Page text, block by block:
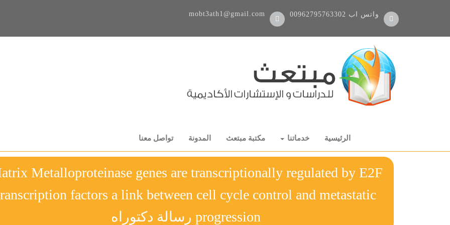
00962795763302 واتس اب mobt3ath1@gmail.com
الرئيسية خدماتنا مكتبة مبتعث المدونة تواصل معنا
Metalloproteinase genes are transcriptionally regulated by E2F
factors a link between cell cycle control and metastatic
progression رسالة دكتوراه